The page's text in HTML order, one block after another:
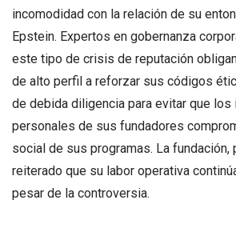
incomodidad con la relación de su
Epstein. Expertos en gobernanza
este tipo de crisis de reputación
de alto perfil a reforzar sus códigos
de debida diligencia para evitar que
personales de sus fundadores
social de sus programas. La fundación,
reiterado que su labor operativa
pesar de la controversia.